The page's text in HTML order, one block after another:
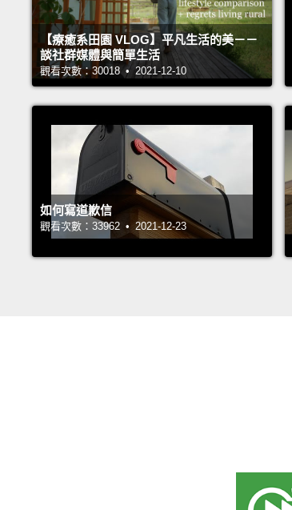
【療癒系田園 VLOG】平凡生活的美－－
談社群媒體與簡單生活
觀看次數：30018 • 2021-12-10
如何寫道歉信
觀看次數：33962 • 2021-12-23